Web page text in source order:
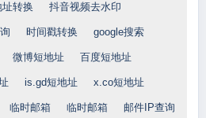
转换 抖音视频去水印
时间戳转换 google搜索
微博短地址 百度短地址
is.gd短地址 x.co短地址
临时邮箱 临时邮箱 邮件IP查询